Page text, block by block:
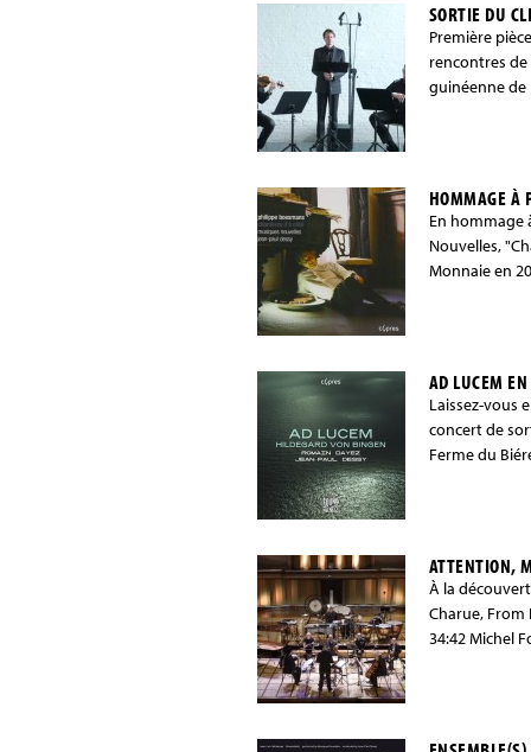
SORTIE DU
Première
rencontres
guinéenne de
HOMMAGE À
En hommage
Nouvelles,
Monnaie en
AD LUCEM EN
Laissez-vous
concert de
Ferme du
ATTENTION,
À la
Charue, From
34:42 Michel